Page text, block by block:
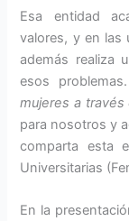
Esa entidad
valores, y en las
además realiza
esos
mujeres a través
para nosotros y
comparta esta
Universitarias
En la